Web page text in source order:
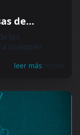
de
recursos
los
cualquier
leer más(10 min)